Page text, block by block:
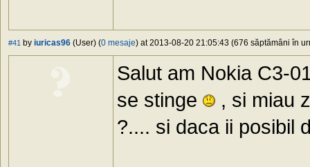
#41 by iuricas96 (User) (0 mesaje) at 2013-08-20 21:05:43 (676 săptămâni în
Salut am Nokia C3-
se stinge
, si miau
?.... si daca ii posibil